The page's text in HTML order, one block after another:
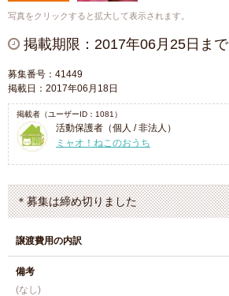
写真をクリックすると拡大して表示されます。
掲載期限：2017年06月25日まで
募集番号：41449
掲載日：2017年06月18日
掲載者（ユーザーID：1081）
活動保護者（個人 / 非法人）
ミャオ！ねこのおうち
＊募集は締め切りました
譲渡費用の内訳
備考
(なし)